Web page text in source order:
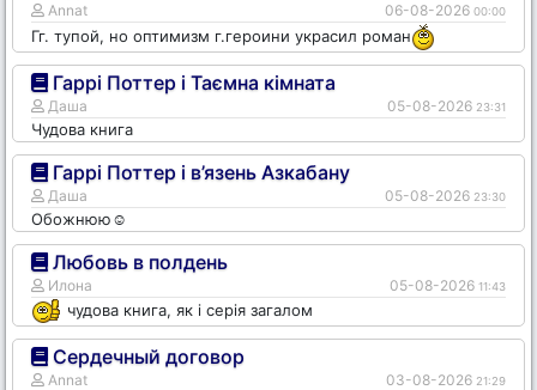
Annat 06-08-2026 00:00
Гг. тупой, но оптимизм г.героини украсил роман
Гаррі Поттер і Таємна кімната
Даша 05-08-2026 23:31
Чудова книга
Гаррі Поттер і в’язень Азкабану
Даша 05-08-2026 23:30
Обожнюю☺️
Любовь в полдень
Илона 05-08-2026 11:43
чудова книга, як і серія загалом
Сердечный договор
Annat 03-08-2026 21:29